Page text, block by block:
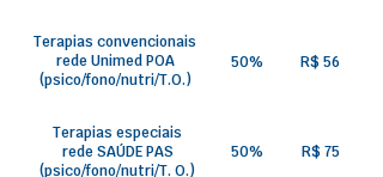
Terapias convencionais
rede Unimed POA
(psico/fono/nutri/T.O.)
50% R$ 56
Terapias especiais
rede SAÚDE PAS
(psico/fono/nutri/T. O.)
50% R$ 75